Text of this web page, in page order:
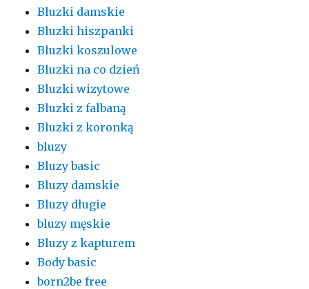
Bluzki damskie
Bluzki hiszpanki
Bluzki koszulowe
Bluzki na co dzień
Bluzki wizytowe
Bluzki z falbaną
Bluzki z koronką
bluzy
Bluzy basic
Bluzy damskie
Bluzy długie
bluzy męskie
Bluzy z kapturem
Body basic
born2be free